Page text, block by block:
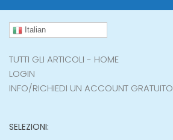
Italian
TUTTI GLI ARTICOLI - HOME
LOGIN
INFO/RICHIEDI UN ACCOUNT GRATUITO
SELEZIONI: